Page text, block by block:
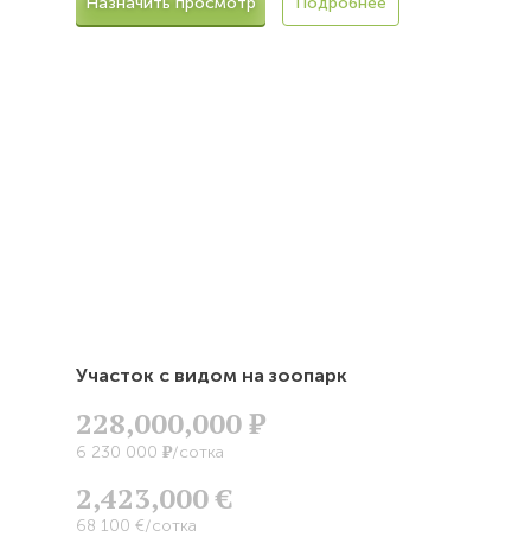
Участок с видом на зоопарк
228,000,000Р
6 230 000 Р/сотка
2,423,000 €
68 100 €/сотка